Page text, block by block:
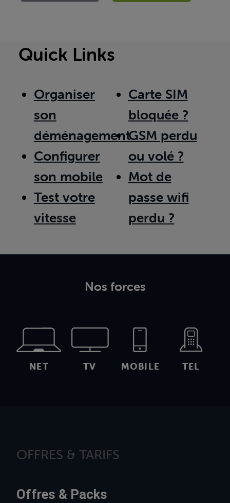
Quick Links
Organiser
son
déménagement
Configurer
son mobile
Test votre
vitesse
Carte SIM
bloquée ?
GSM perdu
ou volé ?
Mot de
passe wifi
perdu ?
Nos forces
NET TV MOBILE TEL
OFFRES & TARIFS
Offres & Packs